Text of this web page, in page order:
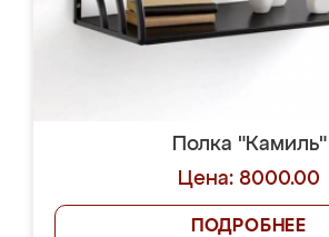
Полка "Камиль"
Цена: 8000.00
ПОДРОБНЕЕ